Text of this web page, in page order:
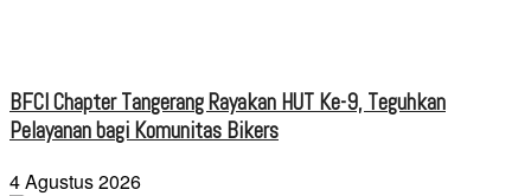
BFCI Chapter Tangerang Rayakan HUT Ke-9, Teguhkan
Pelayanan bagi Komunitas Bikers
4 Agustus 2026